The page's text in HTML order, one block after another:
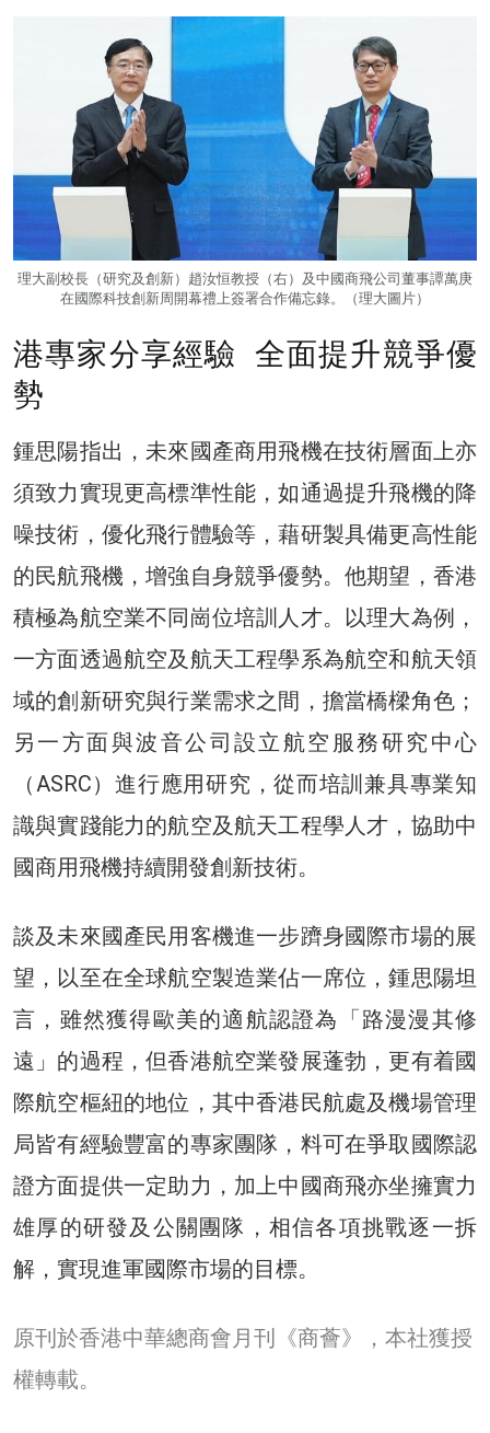
理大副校長（研究及創新）趙汝恒教授（右）及中國商飛公司董事譚萬庚
在國際科技創新周開幕禮上簽署合作備忘錄。（理大圖片）
港專家分享經驗 全面提升競爭優
勢
鍾思陽指出，未來國產商用飛機在技術層面上亦
須致力實現更高標準性能，如通過提升飛機的降
噪技術，優化飛行體驗等，藉研製具備更高性能
的民航飛機，增強自身競爭優勢。他期望，香港
積極為航空業不同崗位培訓人才。以理大為例，
一方面透過航空及航天工程學系為航空和航天領
域的創新研究與行業需求之間，擔當橋樑角色；
另一方面與波音公司設立航空服務研究中心
（ASRC）進行應用研究，從而培訓兼具專業知
識與實踐能力的航空及航天工程學人才，協助中
國商用飛機持續開發創新技術。
談及未來國產民用客機進一步躋身國際市場的展
望，以至在全球航空製造業佔一席位，鍾思陽坦
言，雖然獲得歐美的適航認證為「路漫漫其修
遠」的過程，但香港航空業發展蓬勃，更有着國
際航空樞紐的地位，其中香港民航處及機場管理
局皆有經驗豐富的專家團隊，料可在爭取國際認
證方面提供一定助力，加上中國商飛亦坐擁實力
雄厚的研發及公關團隊，相信各項挑戰逐一拆
解，實現進軍國際市場的目標。
原刊於香港中華總商會月刊《商薈》，本社獲授
權轉載。